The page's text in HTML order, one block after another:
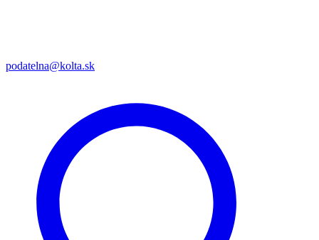
podatelna@kolta.sk